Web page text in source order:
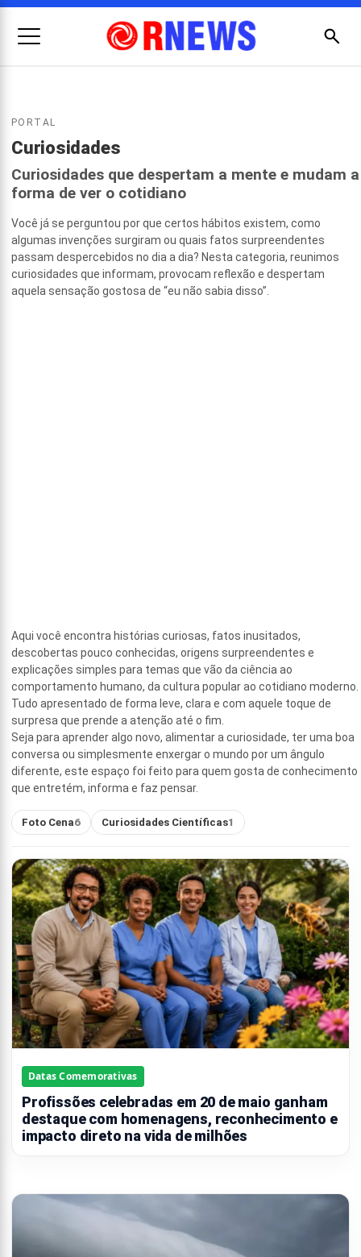
Menu
PORTAL
Curiosidades
Curiosidades que despertam a mente e mudam a
forma de ver o cotidiano
Você já se perguntou por que certos hábitos existem, como
algumas invenções surgiram ou quais fatos surpreendentes
passam despercebidos no dia a dia? Nesta categoria, reunimos
curiosidades que informam, provocam reflexão e despertam
aquela sensação gostosa de “eu não sabia disso”.
Aqui você encontra histórias curiosas, fatos inusitados,
descobertas pouco conhecidas, origens surpreendentes e
explicações simples para temas que vão da ciência ao
comportamento humano, da cultura popular ao cotidiano moderno.
Tudo apresentado de forma leve, clara e com aquele toque de
surpresa que prende a atenção até o fim.
Seja para aprender algo novo, alimentar a curiosidade, ter uma boa
conversa ou simplesmente enxergar o mundo por um ângulo
diferente, este espaço foi feito para quem gosta de conhecimento
que entretém, informa e faz pensar.
Foto Cena6 Curiosidades Científicas1
Datas Comemorativas
Profissões celebradas em 20 de maio ganham
destaque com homenagens, reconhecimento e
impacto direto na vida de milhões